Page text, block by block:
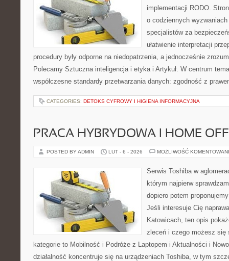
implementacji RODO.
o codziennych
specjalistów za
ułatwienie interpretacji
procedury były odporne na niedopatrzenia, a jednocześnie
Polecamy Sztuczna inteligencja i etyka i Artykuł. W centrum
współczesne standardy przetwarzania danych: zgodność z
CATEGORIES: DETOKS CYFROWY I HIGIENA INFORMACYJNA
PRACA HYBRYDOWA I HOME
POSTED BY ADMIN LUT - 6 - 2026 MOŻLIWOŚĆ
Serwis Toshiba w
którym najpierw
dopiero potem
Jeśli interesuje Cię
Katowicach, ten opis
zleceń i czego możesz się
kategorie to Mobilność i Podróże z Laptopem i Aktualności i
działalność koncentruje się na urządzeniach Toshiba, w tym